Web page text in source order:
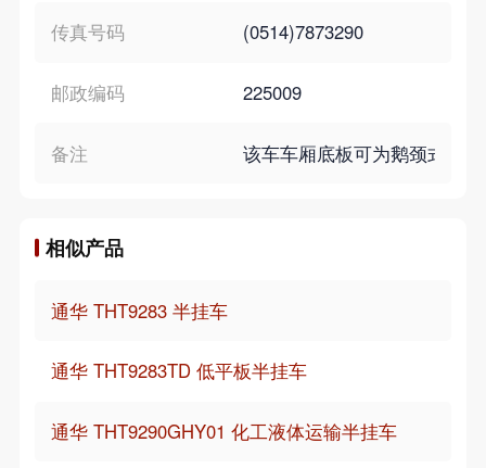
传真号码 (0514)7873290
邮政编码 225009
备注 该车车厢底板可为鹅颈式或
相似产品
通华 THT9283 半挂车
通华 THT9283TD 低平板半挂车
通华 THT9290GHY01 化工液体运输半挂车